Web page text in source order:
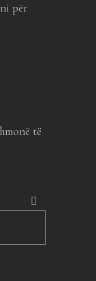
për
të